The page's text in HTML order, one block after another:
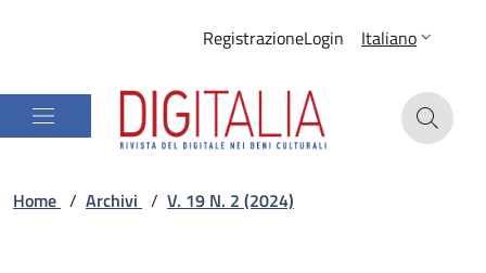
RegistrazioneLogin Italiano
Home / Archivi / V. 19 N. 2 (2024)